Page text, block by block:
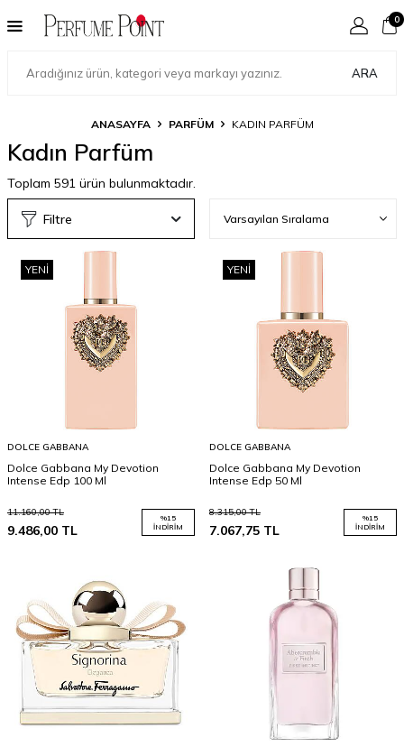
ARA
0
ANASAYFA PARFÜM KADIN PARFÜM
Kadın Parfüm
Toplam 591 ürün bulunmaktadır.
Filtre
YENI
DOLCE GABBANA
Dolce Gabbana My Devotion
Intense Edp 100 Ml
11.160,00TL
9.486,00 TL
%15
İNDIRIM
YENI
DOLCE GABBANA
Dolce Gabbana My Devotion
Intense Edp 50 Ml
8.315,00TL
7.067,75 TL
%15
İNDIRIM